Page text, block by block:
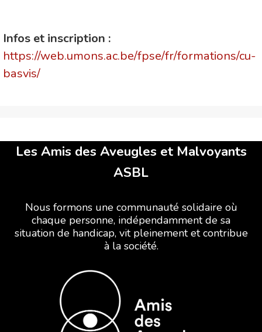
Infos et inscription :
https://web.umons.ac.be/fpse/fr/formations/cu-
basvis/
Les Amis des Aveugles et Malvoyants
ASBL
Nous formons une communauté solidaire où
chaque personne, indépendamment de sa
situation de handicap, vit pleinement et contribue
à la société.